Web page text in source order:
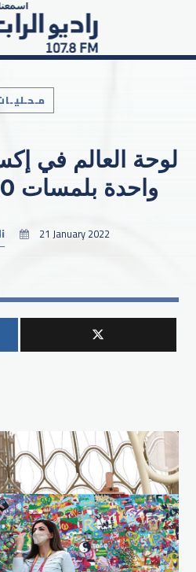
the website:
لوحة العالم في
واحدة بلمسات 2020 مشاركاً
21 January 2022